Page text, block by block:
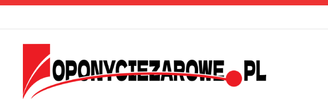
treści